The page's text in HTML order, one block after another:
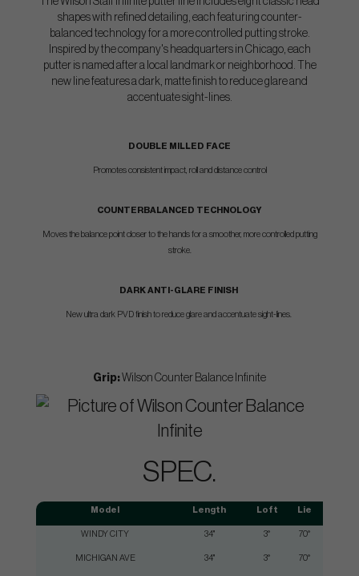
shapes with refined detailing, each featuring counter-
balanced technology for a more controlled putting stroke.
Inspired by the company's headquarters in Chicago, each
putter is named after a local landmark or neighborhood. The
new line features a dark, matte finish to reduce glare and
accentuate sight-lines.
DOUBLE MILLED FACE
Promotes consistent impact, roll and distance control
COUNTERBALANCED TECHNOLOGY
Moves the balance point closer to the hands for a smoother, more controlled putting
stroke.
DARK ANTI-GLARE FINISH
New ultra dark PVD finish to reduce glare and accentuate sight-lines.
Grip: Wilson Counter Balance Infinite
SPEC.
Model Length Loft Lie
WINDY CITY 34" 3° 70°
MICHIGAN AVE 34" 3° 70°